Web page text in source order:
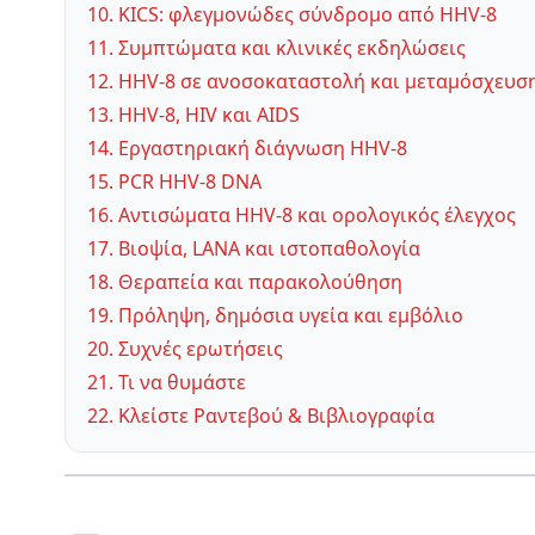
10. KICS: φλεγμονώδες σύνδρομο από HHV-8
11. Συμπτώματα και κλινικές εκδηλώσεις
12. HHV-8 σε ανοσοκαταστολή και
13. HHV-8, HIV και AIDS
14. Εργαστηριακή διάγνωση HHV-8
15. PCR HHV-8 DNA
16. Αντισώματα HHV-8 και ορολογικός έλεγχος
17. Βιοψία, LANA και ιστοπαθολογία
18. Θεραπεία και παρακολούθηση
19. Πρόληψη, δημόσια υγεία και εμβόλιο
20. Συχνές ερωτήσεις
21. Τι να θυμάστε
22. Κλείστε Ραντεβού & Βιβλιογραφία